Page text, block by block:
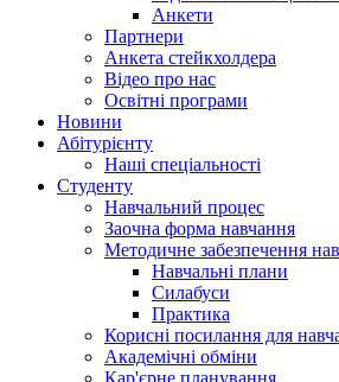
Анкети
Партнери
Анкета стейкхолдера
Відео про нас
Освітні програми
Hовини
Абітурієнту
Наші спеціальності
Студенту
Навчальний процес
Заочна форма навчання
Методичне забезпечення
Навчальні плани
Силабуси
Практика
Корисні посилання для
Академічні обміни